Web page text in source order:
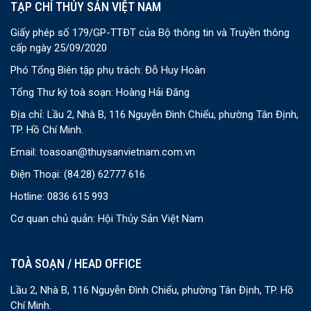
TẠP CHÍ THỦY SẢN VIỆT NAM
Giấy phép số 179/GP-TTĐT của Bộ thông tin và Truyền thông
cấp ngày 25/09/2020
Phó Tổng Biên tập phụ trách: Đỗ Huy Hoàn
Tổng Thư ký toà soạn: Hoàng Hải Đăng
Địa chỉ: Lầu 2, Nhà B, 116 Nguyễn Đình Chiểu, phường Tân Định,
TP. Hồ Chí Minh.
Email: toasoan@thuysanvietnam.com.vn
Điện Thoại: (84.28) 62777 616
Hotline: 0836 615 993
Cơ quan chủ quản: Hội Thủy Sản Việt Nam
TOÀ SOẠN / HEAD OFFICE
Lầu 2, Nhà B, 116 Nguyễn Đình Chiểu, phường Tân Định, TP. Hồ
Chí Minh.